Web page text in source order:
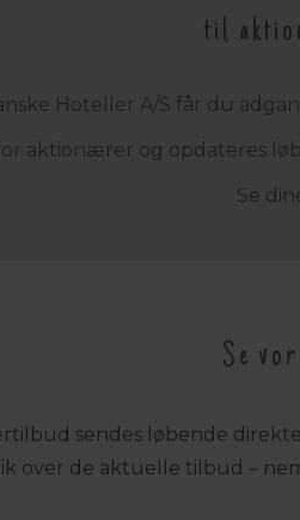
til
Hoteller A/S får du
aktionærer og opdateres
Se
Se
sendes løbende
over de aktuelle tilbud –